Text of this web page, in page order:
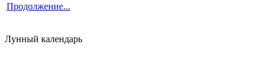
Продолжение...
Лунный календарь